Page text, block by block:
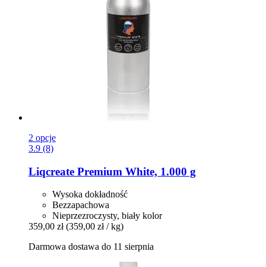
2 opcje
3.9 (8)
Liqcreate Premium White, 1.000 g
Wysoka dokładność
Bezzapachowa
Nieprzezroczysty, biały kolor
359,00 zł (359,00 zł / kg)
Darmowa dostawa do 11 sierpnia